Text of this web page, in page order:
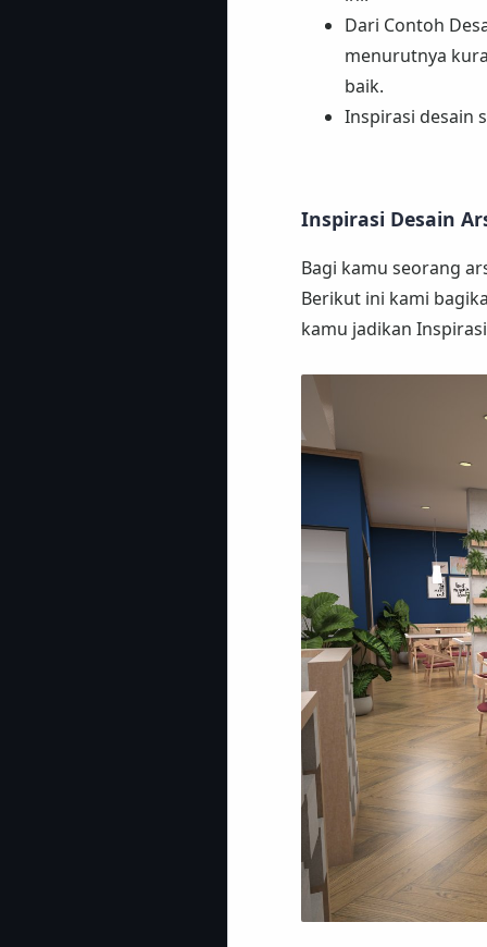
Dari Contoh
menurutnya
baik.
Inspirasi desain
Inspirasi Desain
Bagi kamu seorang
Berikut ini kami
kamu jadikan